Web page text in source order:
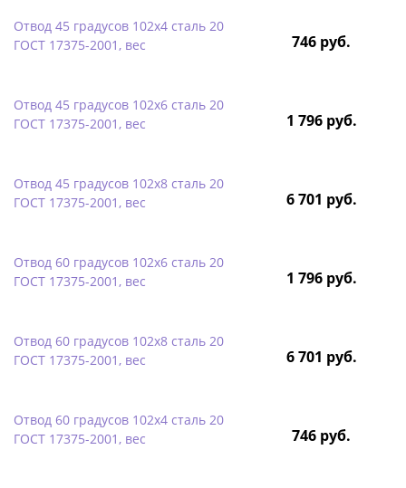
Отвод 45 градусов 102х4 сталь 20
ГОСТ 17375-2001, вес
746 руб.
Отвод 45 градусов 102х6 сталь 20
ГОСТ 17375-2001, вес
1 796 руб.
Отвод 45 градусов 102х8 сталь 20
ГОСТ 17375-2001, вес
6 701 руб.
Отвод 60 градусов 102х6 сталь 20
ГОСТ 17375-2001, вес
1 796 руб.
Отвод 60 градусов 102х8 сталь 20
ГОСТ 17375-2001, вес
6 701 руб.
Отвод 60 градусов 102х4 сталь 20
ГОСТ 17375-2001, вес
746 руб.